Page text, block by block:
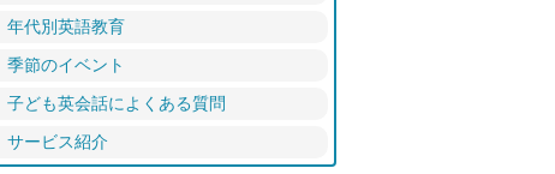
年代別英語教育
季節のイベント
子ども英会話によくある質問
サービス紹介